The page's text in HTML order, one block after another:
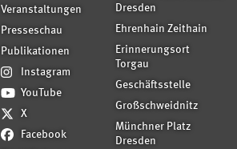
Veranstaltungen
Presseschau
Publikationen
Instagram
YouTube
X
Facebook
Dresden
Ehrenhain Zeithain
Erinnerungsort
Torgau
Geschäftsstelle
Großschweidnitz
Münchner Platz
Dresden